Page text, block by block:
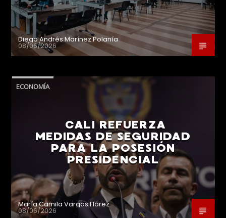
Diego Andrés Marínez Polanía
08/06/2026
ECONOMÍA
CALI REFUERZA
MEDIDAS DE SEGURIDAD
PARA LA POSESIÓN
PRESIDENCIAL
María Camila Vargas Flórez
08/06/2026